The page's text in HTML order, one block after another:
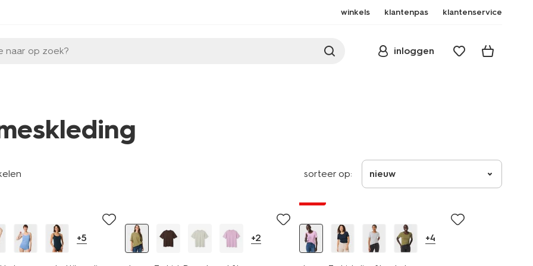
winkels klantenpas klantenservice
naar op zoek? inloggen
sorteer op: nieuw
+5 +2
essential
+4